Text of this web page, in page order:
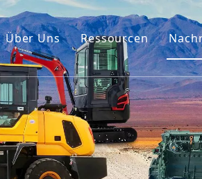
Über Uns
Unsere Geschichte
Unser Vorteil
Ressourcen
Führer
FAQ
Videos